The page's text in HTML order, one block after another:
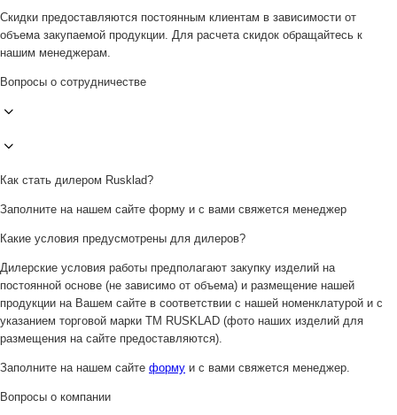
Скидки предоставляются постоянным клиентам в зависимости от
объема закупаемой продукции. Для расчета скидок обращайтесь к
нашим менеджерам.
Вопросы о сотрудничестве
Как стать дилером Rusklad?
Заполните на нашем сайте форму и с вами свяжется менеджер
Какие условия предусмотрены для дилеров?
Дилерские условия работы предполагают закупку изделий на
постоянной основе (не зависимо от объема) и размещение нашей
продукции на Вашем сайте в соответствии с нашей номенклатурой и с
указанием торговой марки ТМ RUSKLAD (фото наших изделий для
размещения на сайте предоставляются).
Заполните на нашем сайте форму и с вами свяжется менеджер.
Вопросы о компании